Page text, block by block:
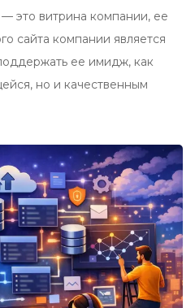
это витрина компании, ее
сайта компании является
ее имидж, как
но и качественным